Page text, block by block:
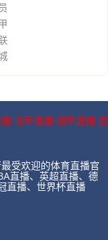
法甲直播 德甲直播 意
受欢迎的体育直播官
直播、英超直播、德
直播、世界杯直播